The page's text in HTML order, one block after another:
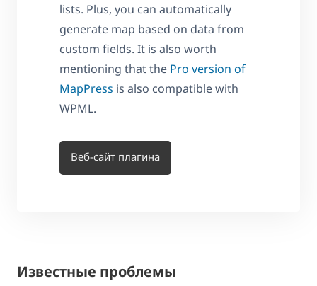
lists. Plus, you can automatically
generate map based on data from
custom fields. It is also worth
mentioning that the Pro version of
MapPress is also compatible with
WPML.
Веб-сайт плагина
Известные проблемы